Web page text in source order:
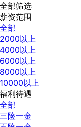
全部筛选
薪资范围
全部
2000以上
4000以上
6000以上
8000以上
10000以上
福利待遇
全部
三险一金